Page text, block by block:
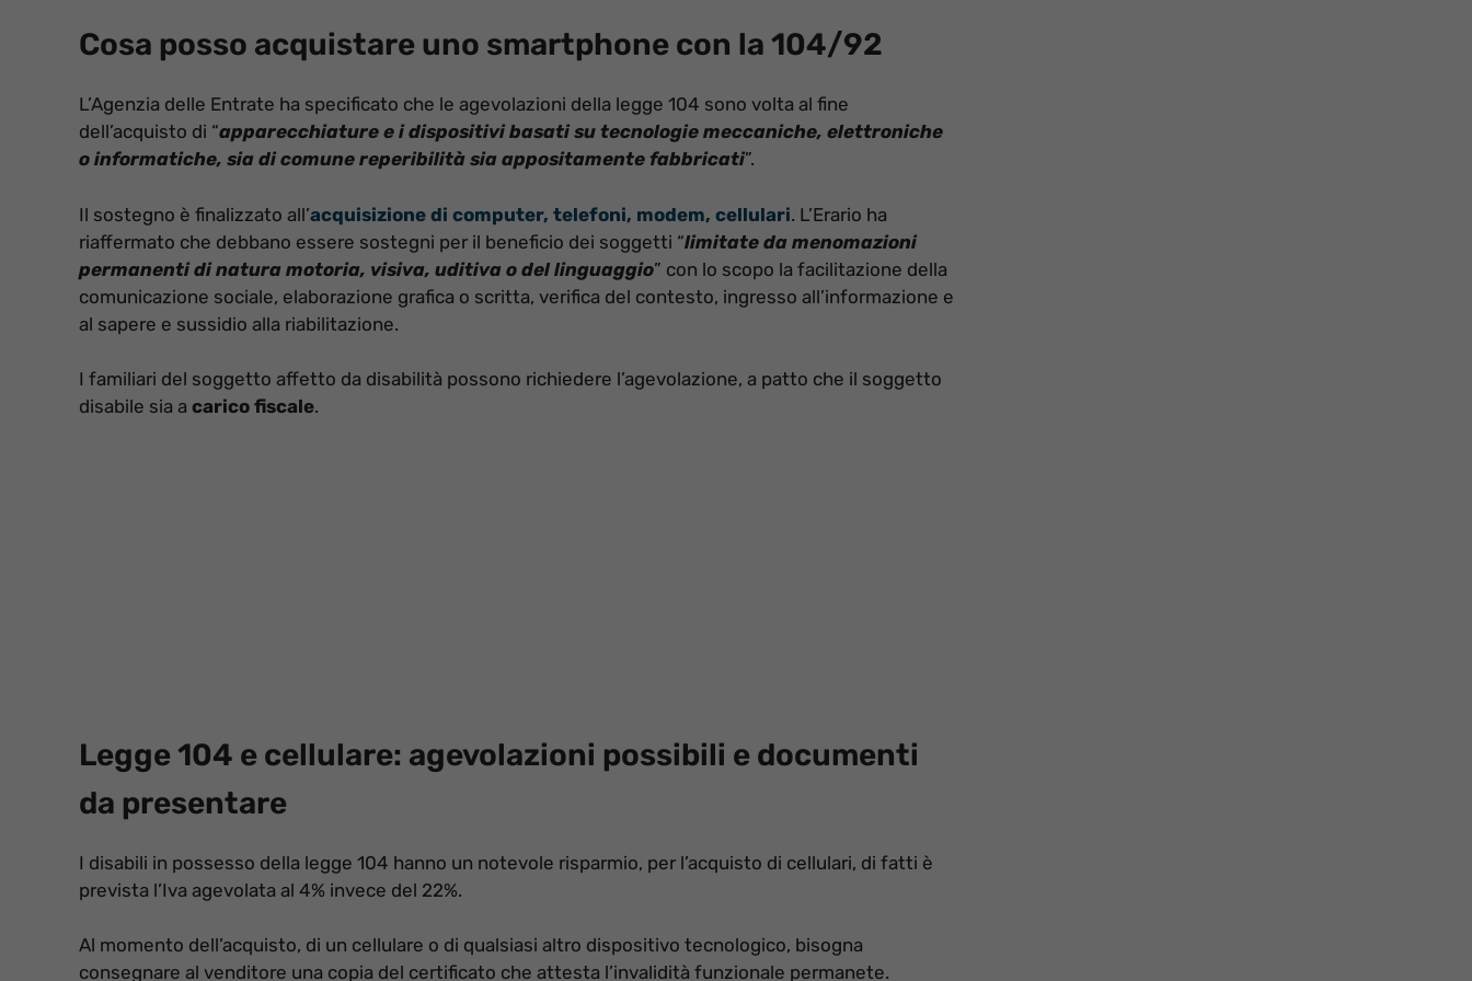
Cosa posso acquistare uno smartphone con la 104/92
L’Agenzia delle Entrate ha specificato che le agevolazioni della legge 104 sono volta al fine
dell’acquisto di “apparecchiature e i dispositivi basati su tecnologie meccaniche, elettroniche
o informatiche, sia di comune reperibilità sia appositamente fabbricati”.
Il sostegno è finalizzato all’acquisizione di computer, telefoni, modem, cellulari. L’Erario ha
riaffermato che debbano essere sostegni per il beneficio dei soggetti “limitate da menomazioni
permanenti di natura motoria, visiva, uditiva o del linguaggio” con lo scopo la facilitazione della
comunicazione sociale, elaborazione grafica o scritta, verifica del contesto, ingresso all’informazione e
al sapere e sussidio alla riabilitazione.
I familiari del soggetto affetto da disabilità possono richiedere l’agevolazione, a patto che il soggetto
disabile sia a carico fiscale.
Legge 104 e cellulare: agevolazioni possibili e documenti
da presentare
I disabili in possesso della legge 104 hanno un notevole risparmio, per l’acquisto di cellulari, di fatti è
prevista l’Iva agevolata al 4% invece del 22%.
Al momento dell’acquisto, di un cellulare o di qualsiasi altro dispositivo tecnologico, bisogna
consegnare al venditore una copia del certificato che attesta l’invalidità funzionale permanete.